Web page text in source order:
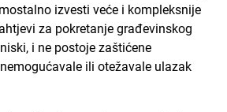
izvesti veće i kompleksnije
za pokretanje građevinskog
i ne postoje zaštićene
ili otežavale ulazak